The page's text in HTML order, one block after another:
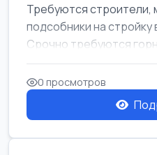
Требуются строители,
подсобники на стройку
Срочно требуются
0 просмотров